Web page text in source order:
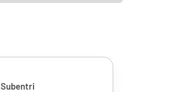
Subentri